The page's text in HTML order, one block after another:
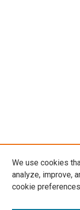
We use cookies
analyze, improve,
cookie